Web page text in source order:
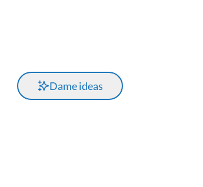
Dame ideas